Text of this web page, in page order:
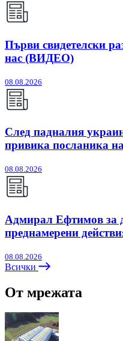
Първи свидетелски
нас (ВИДЕО)
08.08.2026
След падналия
привика посланика
08.08.2026
Адмирал Ефтимов за
преднамерени
08.08.2026
Всички
От мрежата